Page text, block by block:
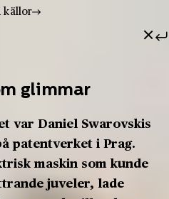
källor
glimmar
var Daniel Swarovskis
patentverket i Prag.
maskin som kunde
juveler, lade